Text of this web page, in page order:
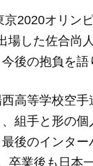
er
e
2020オリン
場した佐合尚
後の抱負を語
高等学校空手
組手と形の
後のインター
卒業後も日本